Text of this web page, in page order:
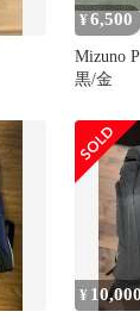
¥6,500
Mizuno
黒/金
¥